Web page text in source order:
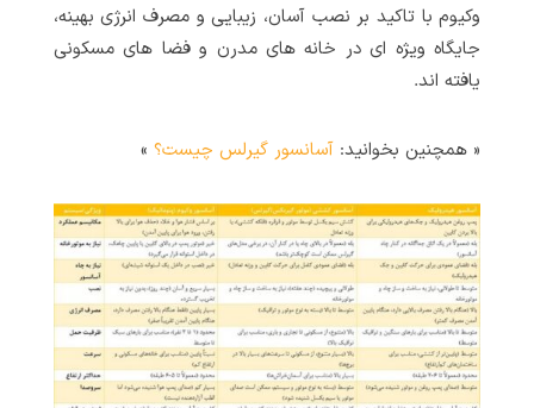
وکیوم با تاکید بر نصب آسان، زیبایی و مصرف انرژی بهینه،
جایگاه ویژه ای در خانه های مدرن و فضا های مسکونی
یافته اند.
« همچنین بخوانید: آسانسور گیرلس چیست؟»